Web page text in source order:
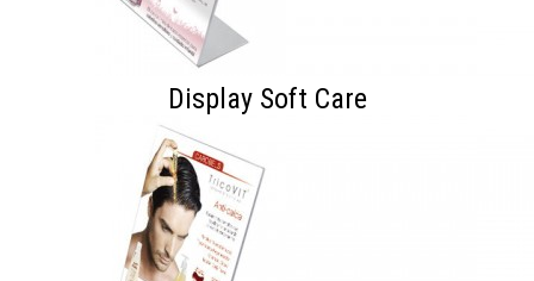
Display Soft Care